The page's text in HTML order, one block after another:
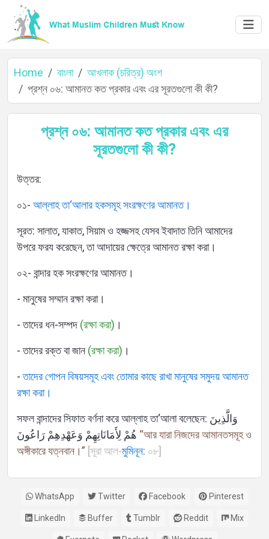
Home
About
Languages
Home বাংলা
আখলাক (চরিত্র) অংশ
প্রশ্ন ০৬: আমানত কত প্রকার এবং এর সূরতগুলো কী কী?
প্রশ্ন ০৬: আমানত কত প্রকার এবং এর
সূরতগুলো কী কী?
উত্তর:
০১- আল্লাহ তা‘আলার হকসমূহ সংরক্ষণের আমানত।
সূরত: সালাত, যাকাত, সিয়াম ও হজ্জসহ যেসব ইবাদাত তিনি আমাদের
উপরে ফরয করেছেন, তা আদায়ের ক্ষেত্রে আমানত রক্ষা করা।
০২- বান্দার হক সংরক্ষণের আমানত।
- মানুষের সম্মান রক্ষা করা।
- তাদের ধন-সম্পদ (রক্ষা করা) ।
- তাদের রক্ত বা জান (রক্ষা করা) ।
-তাদের গোপন বিষয়সমূহ এবং তোমার কাছে রাখা মানুষের সমুদয় আমানত
রক্ষা করা।
সফল বান্দাদের সিফাত বর্ণনা করে আল্লাহ তা‘আলা বলেছেন: وَالَّذِينَ
“আর যারা নিজদের আমানতসমূহ ও
অঙ্গীকারে যত্নবান।” [সূরা আল-মুমিনূন: ০৮]
WhatsApp Twitter Facebook Pinterest
LinkedIn Buffer Tumblr Reddit Mix